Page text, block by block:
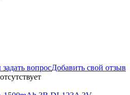
вопросДобавить свой отзыв
отсутствует